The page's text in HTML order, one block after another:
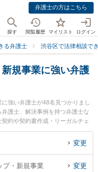
弁護士の方はこちら
探す 閲覧履歴 マイリスト ログイン
る弁護士 渋谷区で法律相談で
規事業に強い弁護
強い弁護士が48名見つかりまし
護士、解決事例を持つ弁護士な
約や契約書作成・リーガルチェ
野での絞り込み検索もでき便利
護士や船井法律事務所の船井 克
ルを今すぐに弁護士に相談した
変更
プ・新規事業 変更